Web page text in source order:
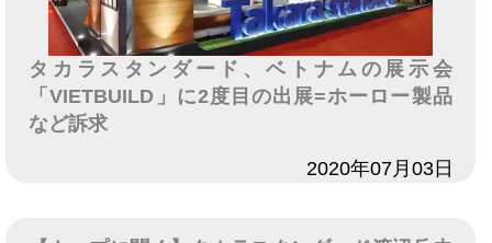
タカラスタンダード、ベトナムの展示会
「VIETBUILD」に2度目の出展=ホーロー製品
など訴求
2020年07月03日